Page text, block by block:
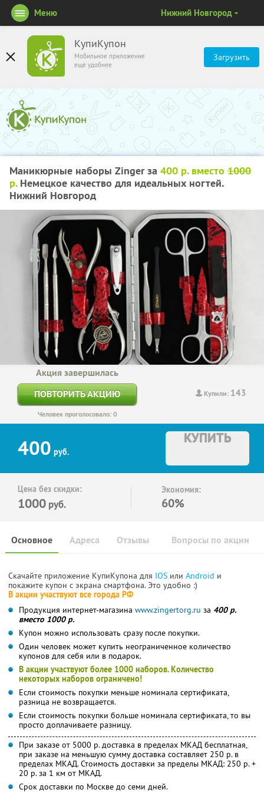
КупиКупон
Мобильное приложение
ещё удобнее
Загрузить
Меню Нижний Новгород
Маникюрные наборы Zinger за 400 р. вместо 1000
р.Немецкое качество для идеальных ногтей.
Нижний Новгород
Купили: 143
Акция завершилась
ПОВТОРИТЬ АКЦИЮ
Человек проголосовало: 0
400 руб.
КУПИТЬ
Цена без скидки:
1000 руб.
Экономия:
60%
Основное Отзывы Вопросы по акции
Адреса
Скачайте приложение КупиКупона для IOS или Android и
покажите купон с экрана смартфона. Это удобно :)
В акции участвуют все города РФ
Продукция интернет-магазина www.zingertorg.ru за 400 р.
вместо 1000 р.
Купон можно использовать сразу после покупки.
Один человек может купить неограниченное количество
купонов для себя или в подарок.
В акции участвуют более 1000 наборов. Количество
некоторых наборов ограничено!
Если стоимость покупки меньше номинала сертификата,
разница не возвращается.
Если стоимость покупки больше номинала сертификата, то вы
просто доплачиваете разницу.
При заказе от 5000 р. доставка в пределах МКАД бесплатная,
при заказе на меньшую сумму доставка составляет 250 р. в
пределах МКАД. Стоимость доставки за пределы МКАД: 250 р. +
20 р. за 1 км от МКАД.
Срок доставки по Москве до семи дней.